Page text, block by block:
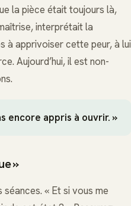
la pièce était toujours là,
interprétait la
à apprivoiser cette peur, à lui
Aujourd’hui, il est non-
encore appris à ouvrir. »
»
« Et si vous me